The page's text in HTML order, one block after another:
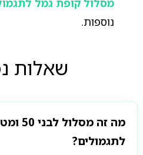
מסלול קופת גמל לתגמולים
נוספות.
שאלות
מה זה
לתגמולים?